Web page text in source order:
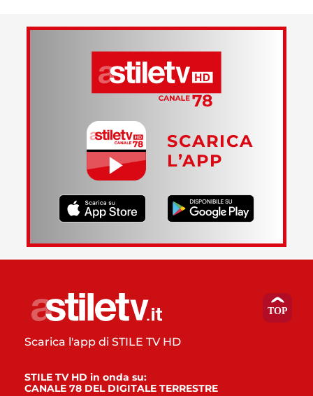
SCARICA
L’APP
Scarica l'app di STILE TV HD
STILE TV HD in onda su:
CANALE 78 DEL DIGITALE TERRESTRE